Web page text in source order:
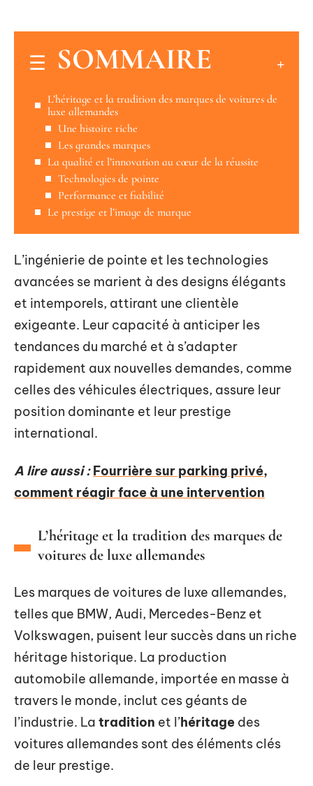
SOMMAIRE
L’héritage et la tradition des marques de voitures de
luxe allemandes
Une histoire riche
Les grandes marques
La qualité et l’innovation au cœur de la réussite
Technologies de pointe
Performance et fiabilité
Le prestige et l’image de marque
L’ingénierie de pointe et les technologies
avancées se marient à des designs élégants
et intemporels, attirant une clientèle
exigeante. Leur capacité à anticiper les
tendances du marché et à s’adapter
rapidement aux nouvelles demandes, comme
celles des véhicules électriques, assure leur
position dominante et leur prestige
international.
A lire aussi : Fourrière sur parking privé,
comment réagir face à une intervention
L’héritage et la tradition des marques de
voitures de luxe allemandes
Les marques de voitures de luxe allemandes,
telles que BMW, Audi, Mercedes-Benz et
Volkswagen, puisent leur succès dans un riche
héritage historique. La production
automobile allemande, importée en masse à
travers le monde, inclut ces géants de
l’industrie. La tradition et l’héritage des
voitures allemandes sont des éléments clés
de leur prestige.